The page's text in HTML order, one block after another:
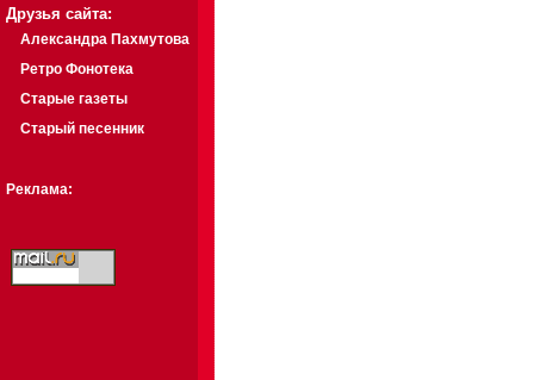
Друзья сайта:
Александра Пахмутова
Ретро Фонотека
Старые газеты
Старый песенник
Реклама: